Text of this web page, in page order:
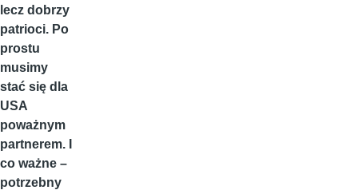
lecz dobrzy
patrioci. Po
prostu
musimy
stać się dla
USA
poważnym
partnerem. I
co ważne –
potrzebny